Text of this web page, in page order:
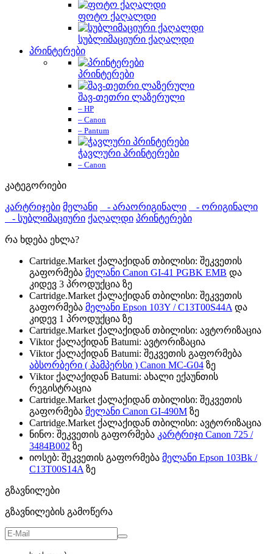
ფოტო ქაღალდი
სუბლიმაციური ქაღალდი
პრინტერები
პრინტერები
შავ-თეთრი ლაზერული
– HP
– Canon
– Pantum
ჭავლური პრინტერები
– Canon
კატეგორიები
კარტრიჯები მელანი - არაორიგინალი
- ორიგინალი
- სუბლიმაციური ქაღალდი პრინტერები
რა ხდება ეხლა?
Cartridge.Market ქალაქიდან თბილისი: შეკვეთის
გაფორმება მელანი Canon GI-41 PGBK EMB და
კიდევ 3 პროდუქცია ზე
Cartridge.Market ქალაქიდან თბილისი: შეკვეთის
გაფორმება მელანი Epson 103Y / C13T00S44A და
კიდევ 1 პროდუქცია ზე
Cartridge.Market ქალაქიდან თბილისი: ავტორიზაცია
Viktor ქალაქიდან Batumi: ავტორიზაცია
Viktor ქალაქიდან Batumi: შეკვეთის გაფორმება
აბსორბერი ( პამპერსი ) Canon MC-G04 ზე
Viktor ქალაქიდან Batumi: ახალი ექაუნთის
რეგისტრაცია
Cartridge.Market ქალაქიდან თბილისი: შეკვეთის
გაფორმება მელანი Canon GI-490М ზე
Cartridge.Market ქალაქიდან თბილისი: ავტორიზაცია
ნინო: შეკვეთის გაფორმება კარტრიჯი Canon 725 /
3484B002 ზე
იოსებ: შეკვეთის გაფორმება მელანი Epson 103Bk /
C13T00S14A ზე
გზავნილები
გზავნილების გამოწერა